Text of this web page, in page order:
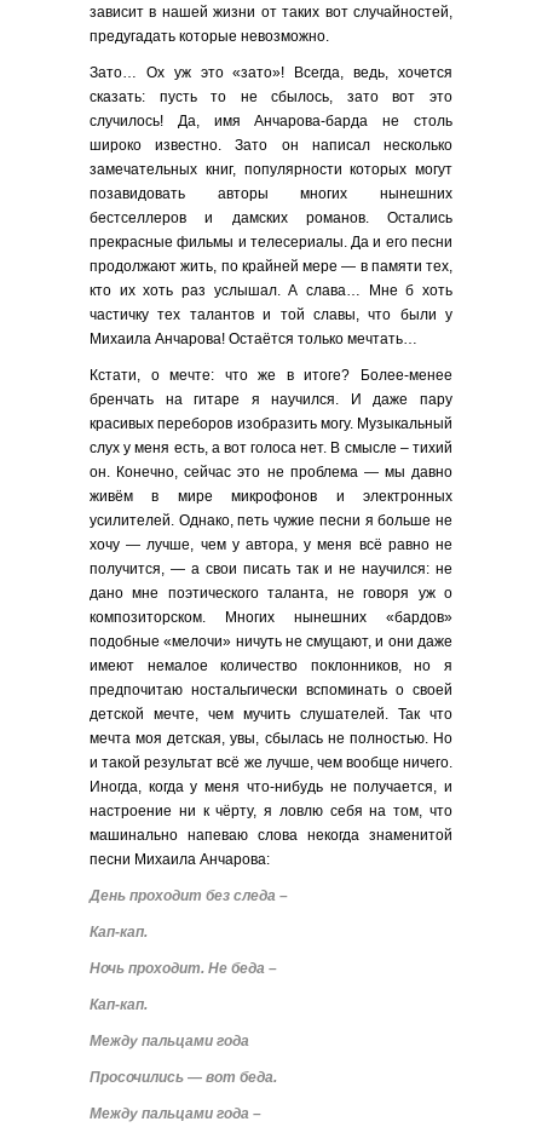
зависит в нашей жизни от таких вот случайностей,
предугадать которые невозможно.
Зато… Ох уж это «зато»! Всегда, ведь, хочется
сказать: пусть то не сбылось, зато вот это
случилось! Да, имя Анчарова-барда не столь
широко известно. Зато он написал несколько
замечательных книг, популярности которых могут
позавидовать авторы многих нынешних
бестселлеров и дамских романов. Остались
прекрасные фильмы и телесериалы. Да и его песни
продолжают жить, по крайней мере — в памяти тех,
кто их хоть раз услышал. А слава… Мне б хоть
частичку тех талантов и той славы, что были у
Михаила Анчарова! Остаётся только мечтать…
Кстати, о мечте: что же в итоге? Более-менее
бренчать на гитаре я научился. И даже пару
красивых переборов изобразить могу. Музыкальный
слух у меня есть, а вот голоса нет. В смысле – тихий
он. Конечно, сейчас это не проблема — мы давно
живём в мире микрофонов и электронных
усилителей. Однако, петь чужие песни я больше не
хочу — лучше, чем у автора, у меня всё равно не
получится, — а свои писать так и не научился: не
дано мне поэтического таланта, не говоря уж о
композиторском. Многих нынешних «бардов»
подобные «мелочи» ничуть не смущают, и они даже
имеют немалое количество поклонников, но я
предпочитаю ностальгически вспоминать о своей
детской мечте, чем мучить слушателей. Так что
мечта моя детская, увы, сбылась не полностью. Но
и такой результат всё же лучше, чем вообще ничего.
Иногда, когда у меня что-нибудь не получается, и
настроение ни к чёрту, я ловлю себя на том, что
машинально напеваю слова некогда знаменитой
песни Михаила Анчарова:
День проходит без следа –
Кап-кап.
Ночь проходит. Не беда –
Кап-кап.
Между пальцами года
Просочились — вот беда.
Между пальцами года –